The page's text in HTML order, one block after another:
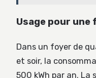
Usage pour une
Dans un foyer de
et soir, la
500 kWh par an.